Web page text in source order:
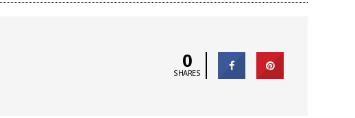
0
SHARES